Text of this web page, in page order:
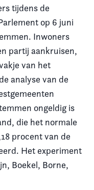
tijdens de
op 6 juni
Inwoners
partij aankruisen,
van het
analyse van de
ongeldig is
die het normale
procent van de
Het experiment
Boekel, Borne,